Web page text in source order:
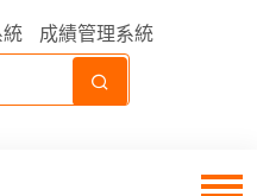
成績管理系統